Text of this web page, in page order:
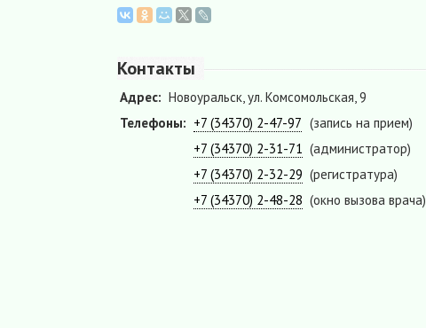
Контакты
Адрес: Новоуральск, ул. Комсомольская, 9
Телефоны: +7 (34370) 2-47-97 (запись на прием)
+7 (34370) 2-31-71 (администратор)
+7 (34370) 2-32-29 (регистратура)
+7 (34370) 2-48-28 (окно вызова врача)